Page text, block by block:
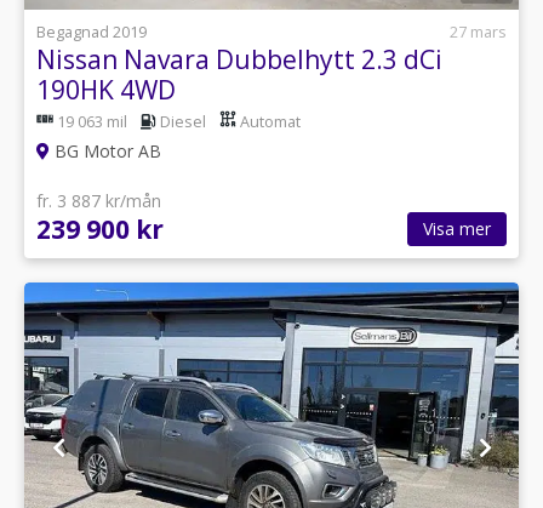
Begagnad 2019
27 mars
Nissan Navara Dubbelhytt 2.3 dCi
190HK 4WD
Drag/Taklucka/360/Leasbar
19 063 mil Diesel Automat
BG Motor AB
fr. 3 887 kr/mån
239 900 kr Visa mer